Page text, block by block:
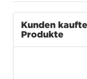
Kunden
Produkte